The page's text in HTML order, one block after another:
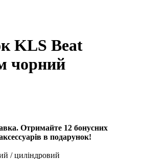
KLS Beat
чорний
Отримайте 12 бонусних
в подарунок!
/ циліндровий